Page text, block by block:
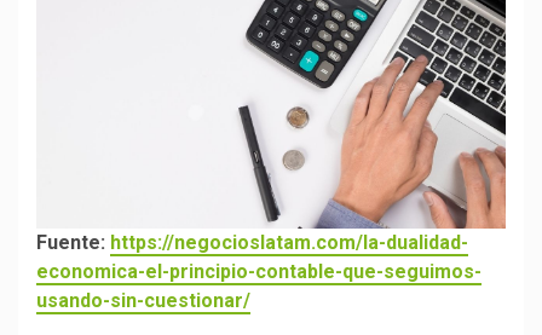
Fuente: https://negocioslatam.com/la-dualidad-
economica-el-principio-contable-que-seguimos-
usando-sin-cuestionar/